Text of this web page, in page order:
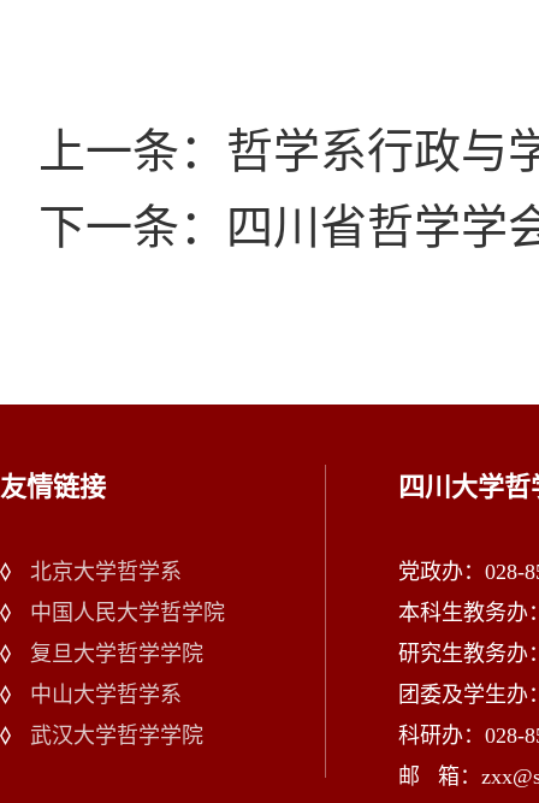
上一条：哲学系行政
下一条：四川省哲学学
友情链接
北京大学哲学系
中国人民大学哲学院
复旦大学哲学学院
中山大学哲学系
武汉大学哲学学院
四川大学哲
党政办：028-
本科生教务办
研究生教务办
团委及学生办
科研办：028-
邮 箱：